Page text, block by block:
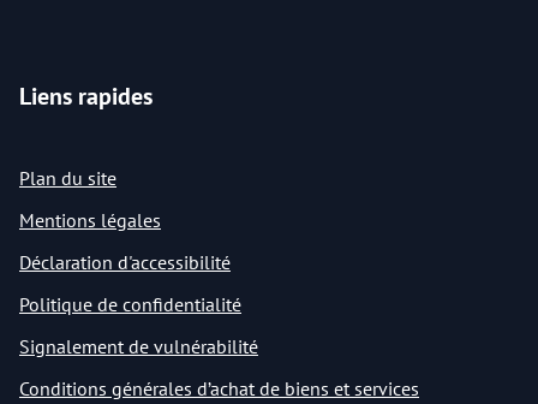
Liens rapides
Plan du site
Mentions légales
Déclaration d'accessibilité
Politique de confidentialité
Signalement de vulnérabilité
Conditions générales d’achat de biens et services